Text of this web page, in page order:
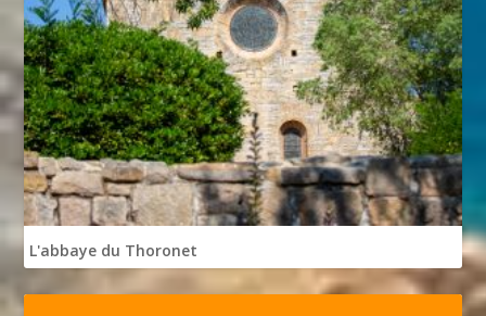
L'abbaye du Thoronet